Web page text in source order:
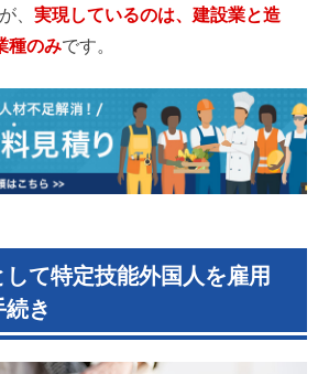
、 実現しているのは、建設業と造
種のみです。
て特定技能外国人を雇用
き